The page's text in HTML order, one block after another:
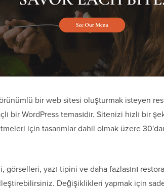
bir web sitesi oluşturmak isteyen
bir WordPress temasıdır. Sitenizi hızlı bir
için tasarımlar dahil olmak üzere
yazı tipini ve daha fazlasını
Değişiklikleri yapmak için